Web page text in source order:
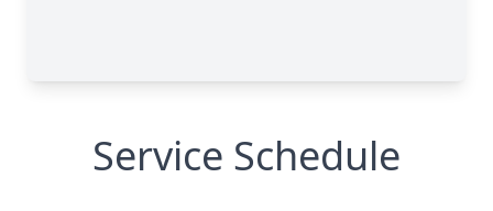
Service Schedule